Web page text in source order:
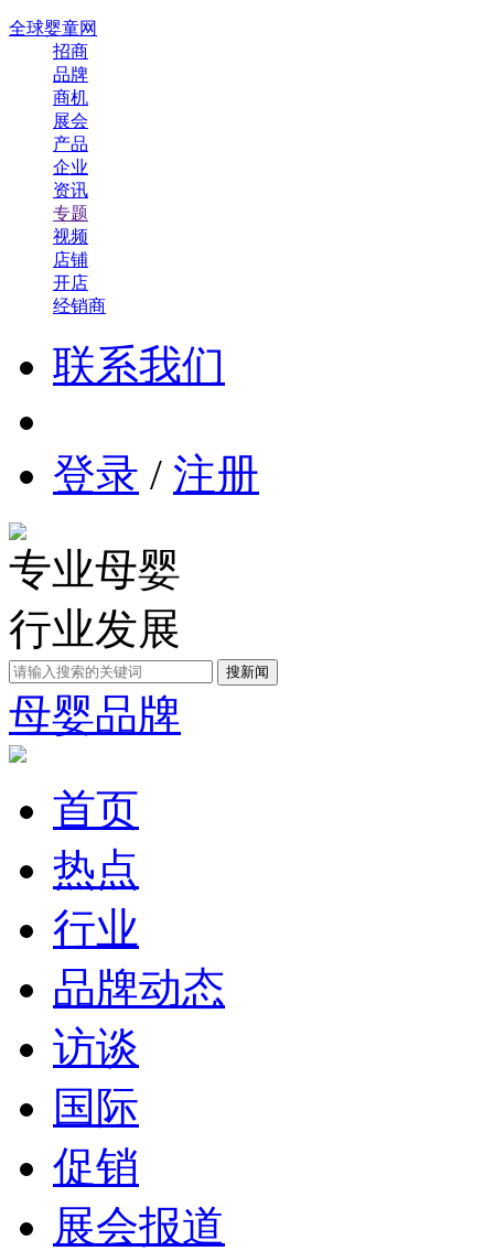
全球婴童网
招商
品牌
商机
展会
产品
企业
资讯
专题
视频
店铺
开店
经销商
联系我们
登录 / 注册
专业母婴
行业发展
母婴品牌
首页
热点
行业
品牌动态
访谈
国际
促销
展会报道